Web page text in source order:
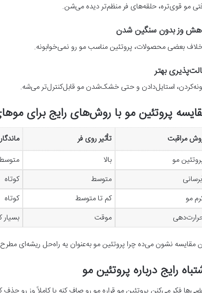
مو قوی‌تره، حلقه‌های فر منظم‌تر دیده می‌شن.
وز بدون سنگین شدن
بعضی محصولات، پروتئین مناسب مو رو نمی‌خوابونه.
بهتر
استایل‌دادن و حتی خشک‌شدن مو قابل‌کنترل‌تر می‌شه.
پروتئین مو با روش‌های رایج برای
مراقبت تأثیر روی فر
مو
بالا
متوسط کوتاه
مو
کم تا متوسط کوتاه
موقت بسیار
مقایسه نشون می‌ده چرا پروتئین مو به‌عنوان یه راه‌حل ریشه‌ای
رایج درباره پروتئین مو
فکر می‌کنن پروتئین مو قراره مو رو صاف کنه یا کاملاً وز رو حذف